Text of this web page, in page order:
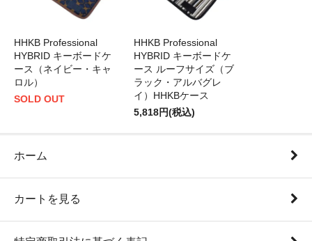
HHKB Professional
HYBRID キーボードケ
ース（ネイビー・キャ
ロル）
SOLD OUT
HHKB Professional
HYBRID キーボードケ
ース ルーフサイズ（ブ
ラック・アルバグレ
イ）HHKBケース
5,818円(税込)
ホーム
カートを見る